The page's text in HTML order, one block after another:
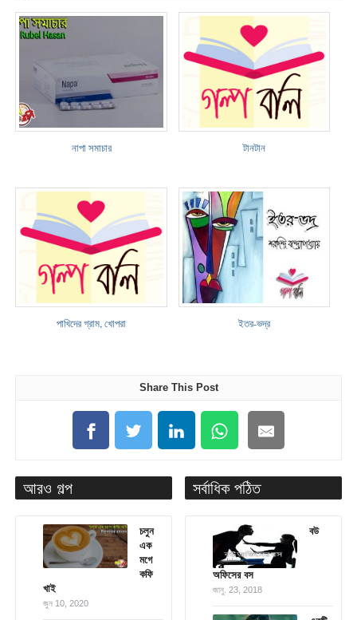
নাপা সমাচার টানটান
পাখিদের গ্রাম, খোপরা ইতর-ভদ্র
Share This Post
আরও গল্প
চলুন
এক
মগে
কফি
খাই
জুন 10, 2020
সর্বাধিক পঠিত
বউ
অফিসের বস
জানু. 23, 2018